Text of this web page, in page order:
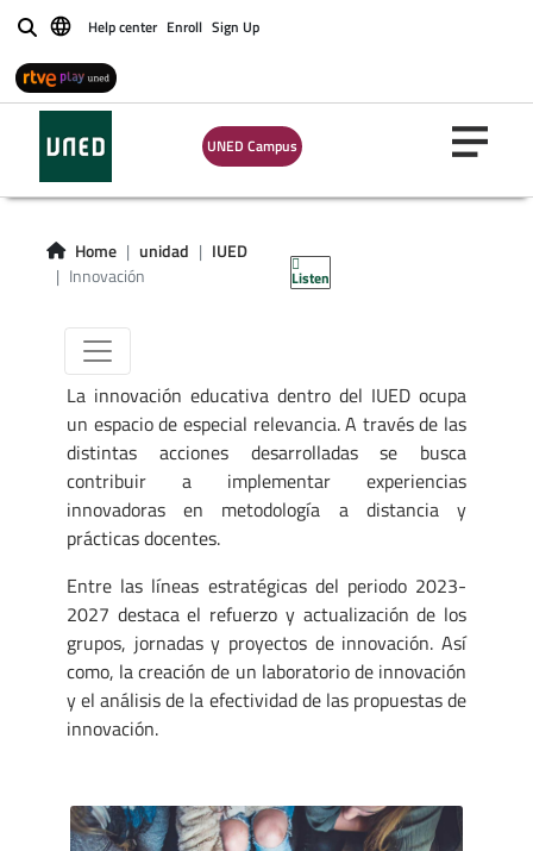
BuscarHelp center Enroll Sign Up
UNED Campus
Home unidad
IUED
Innovación
Listen
Innovación en la
UNED
La innovación educativa dentro del IUED ocupa
un espacio de especial relevancia. A través de las
distintas acciones desarrolladas se busca
contribuir a implementar experiencias
innovadoras en metodología a distancia y
prácticas docentes.
Entre las líneas estratégicas del periodo 2023-
2027 destaca el refuerzo y actualización de los
grupos, jornadas y proyectos de innovación. Así
como, la creación de un laboratorio de innovación
y el análisis de la efectividad de las propuestas de
innovación.